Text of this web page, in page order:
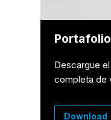
Descargue
completa de
Download